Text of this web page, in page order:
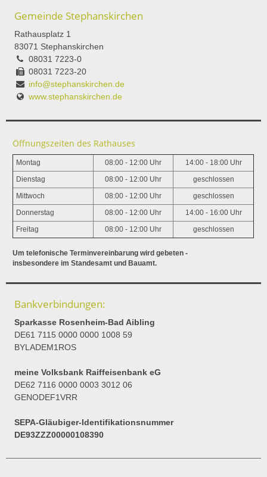
Gemeinde Stephanskirchen
Rathausplatz 1
83071 Stephanskirchen
08031 7223-0
08031 7223-20
info@stephanskirchen.de
www.stephanskirchen.de
Öffnungszeiten des Rathauses
Montag 08:00 - 12:00 Uhr 14:00 - 18:00 Uhr
Dienstag 08:00 - 12:00 Uhr geschlossen
Mittwoch 08:00 - 12:00 Uhr geschlossen
Donnerstag 08:00 - 12:00 Uhr 14:00 - 16:00 Uhr
Freitag 08:00 - 12:00 Uhr geschlossen
Um telefonische Terminvereinbarung wird gebeten -
insbesondere im Standesamt und Bauamt.
Bankverbindungen:
Sparkasse Rosenheim-Bad Aibling
DE61 7115 0000 0000 1008 59
BYLADEM1ROS
meine Volksbank Raiffeisenbank eG
DE62 7116 0000 0003 3012 06
GENODEF1VRR
SEPA-Gläubiger-Identifikationsnummer
DE93ZZZ00000108390